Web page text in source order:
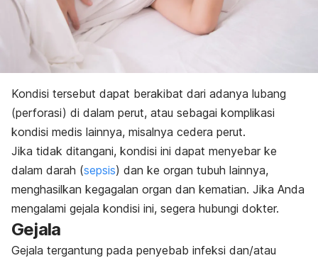
Kondisi tersebut dapat berakibat dari adanya lubang
(perforasi) di dalam perut, atau sebagai komplikasi
kondisi medis lainnya, misalnya cedera perut.
Jika tidak ditangani, kondisi ini dapat menyebar ke
dalam darah (sepsis) dan ke organ tubuh lainnya,
menghasilkan kegagalan organ dan kematian. Jika Anda
mengalami gejala kondisi ini, segera hubungi dokter.
Gejala
Gejala tergantung pada penyebab infeksi dan/atau